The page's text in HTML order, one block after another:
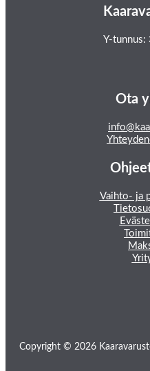
Y-
Ota
Vaihto- ja
Copyright © 2026